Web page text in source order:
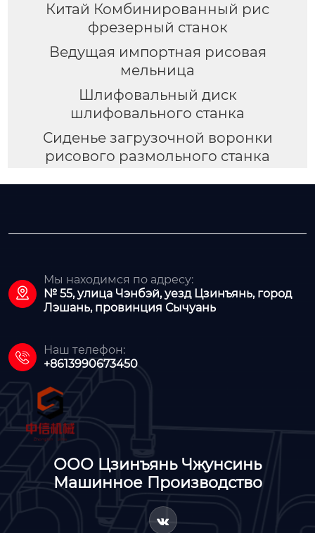
Китай Комбинированный рис
фрезерный станок
Ведущая импортная рисовая
мельница
Шлифовальный диск
шлифовального станка
Сиденье загрузочной воронки
рисового размольного станка

Мы находимся по адресу:
№ 55, улица Чэнбэй, уезд Цзинъянь, город
Лэшань, провинция Сычуань

Наш телефон:
+8613990673450
ООО Цзинъянь Чжунсинь
Машинное Производство
